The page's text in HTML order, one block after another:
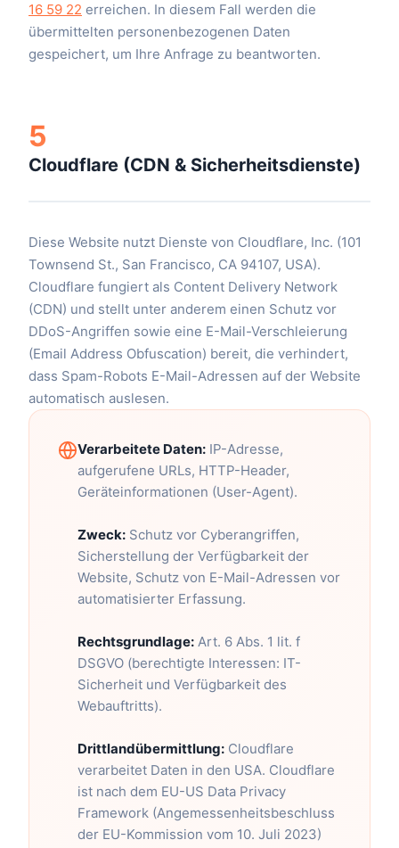
16 59 22 erreichen. In diesem Fall werden die
übermittelten personenbezogenen Daten
gespeichert, um Ihre Anfrage zu beantworten.
5
Cloudflare (CDN & Sicherheitsdienste)
Diese Website nutzt Dienste von Cloudflare, Inc. (101
Townsend St., San Francisco, CA 94107, USA).
Cloudflare fungiert als Content Delivery Network
(CDN) und stellt unter anderem einen Schutz vor
DDoS-Angriffen sowie eine E-Mail-Verschleierung
(Email Address Obfuscation) bereit, die verhindert,
dass Spam-Robots E-Mail-Adressen auf der Website
automatisch auslesen.
Verarbeitete Daten: IP-Adresse,
aufgerufene URLs, HTTP-Header,
Geräteinformationen (User-Agent).
Zweck: Schutz vor Cyberangriffen,
Sicherstellung der Verfügbarkeit der
Website, Schutz von E-Mail-Adressen vor
automatisierter Erfassung.
Rechtsgrundlage: Art. 6 Abs. 1 lit. f
DSGVO (berechtigte Interessen: IT-
Sicherheit und Verfügbarkeit des
Webauftritts).
Drittlandübermittlung: Cloudflare
verarbeitet Daten in den USA. Cloudflare
ist nach dem EU-US Data Privacy
Framework (Angemessenheitsbeschluss
der EU-Kommission vom 10. Juli 2023)